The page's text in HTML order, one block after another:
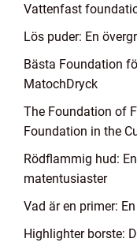
Vattenfast
Lös puder: En
Bästa Foundation
MatochDryck
The Foundation of
Foundation in the
Rödflammig hud:
matentusiaster
Vad är en primer:
Highlighter borste: